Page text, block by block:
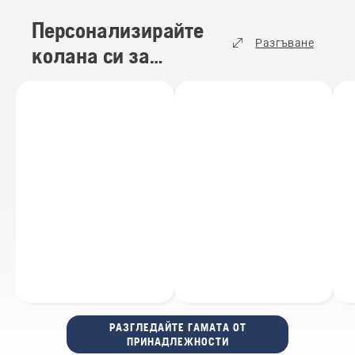
Персонализирайте
колана си за
Разгъване
РАЗГЛЕДАЙТЕ ГАМАТА ОТ
ПРИНАДЛЕЖНОСТИ